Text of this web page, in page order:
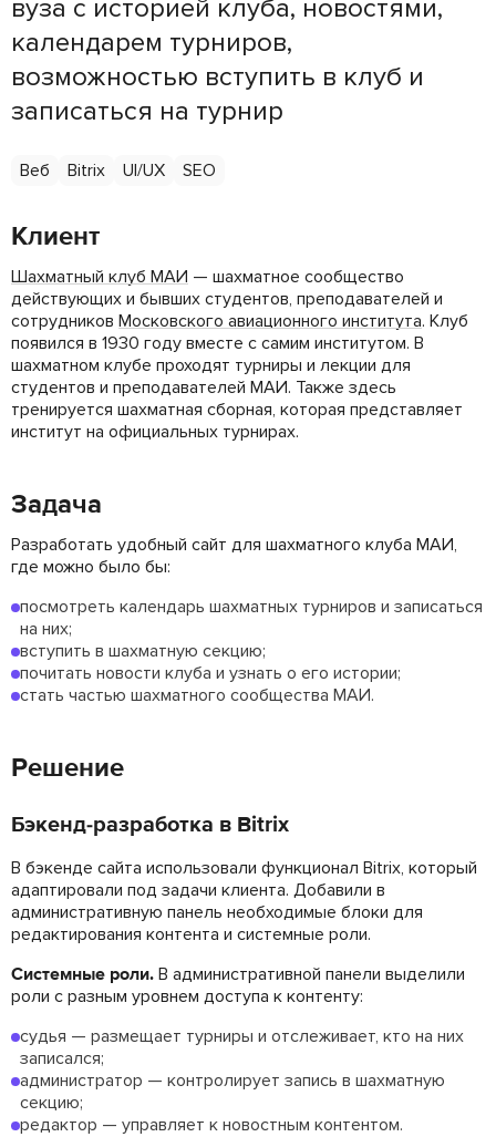
вуза с историей клуба, новостями,
календарем турниров,
возможностью вступить в клуб и
записаться на турнир
Веб Bitrix UI/UX SEO
Клиент
Шахматный клуб МАИ — шахматное сообщество
действующих и бывших студентов, преподавателей и
сотрудников Московского авиационного института. Клуб
появился в 1930 году вместе с самим институтом. В
шахматном клубе проходят турниры и лекции для
студентов и преподавателей МАИ. Также здесь
тренируется шахматная сборная, которая представляет
институт на официальных турнирах.
Задача
Разработать удобный сайт для шахматного клуба МАИ,
где можно было бы:
посмотреть календарь шахматных турниров и записаться
на них;
вступить в шахматную секцию;
почитать новости клуба и узнать о его истории;
стать частью шахматного сообщества МАИ.
Решение
Бэкенд-разработка в Bitrix
В бэкенде сайта использовали функционал Bitrix, который
адаптировали под задачи клиента. Добавили в
административную панель необходимые блоки для
редактирования контента и системные роли.
Системные роли. В административной панели выделили
роли с разным уровнем доступа к контенту:
судья — размещает турниры и отслеживает, кто на них
записался;
администратор — контролирует запись в шахматную
секцию;
редактор — управляет к новостным контентом.